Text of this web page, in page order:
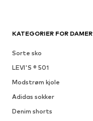
KATEGORIER FOR DAMER
Sorte sko
LEVI'S ® 501
Modstrøm kjole
Adidas sokker
Denim shorts